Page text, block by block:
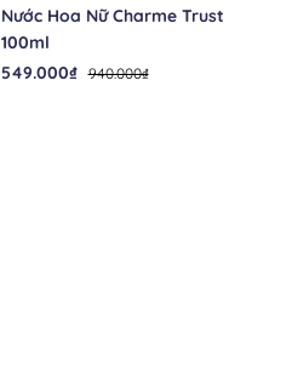
Nước Hoa Nữ Charme Trust
100ml
549.000₫ 940.000₫